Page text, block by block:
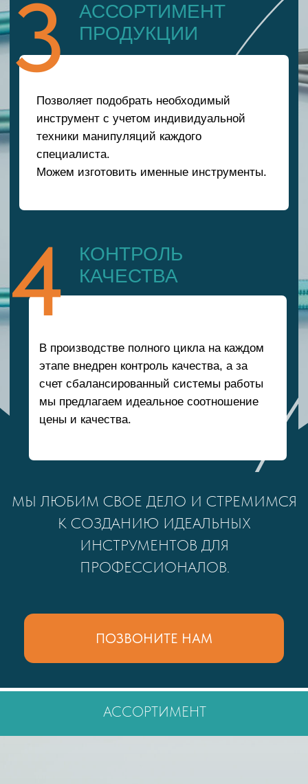
ПОЗВОНИТЕ НАМ
МЫ ЛЮБИМ СВОЕ ДЕЛО И СТРЕМИМСЯ
К СОЗДАНИЮ ИДЕАЛЬНЫХ
ПРОФЕССИОНАЛОВ.
АССОРТИМЕНТ